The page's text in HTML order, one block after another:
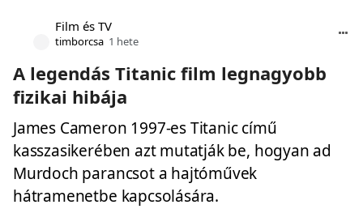
Film és TV
timborcsa 1 hete
A legendás Titanic film legnagyobb
fizikai hibája
James Cameron 1997-es Titanic című
kasszasikerében azt mutatják be, hogyan ad
Murdoch parancsot a hajtóművek
hátramenetbe kapcsolására.